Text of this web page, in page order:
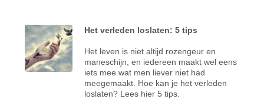
Het verleden loslaten: 5 tips
Het leven is niet altijd rozengeur en
maneschijn, en iedereen maakt wel eens
iets mee wat men liever niet had
meegemaakt. Hoe kan je het verleden
loslaten? Lees hier 5 tips.